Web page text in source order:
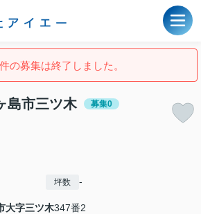
の募集は終了しました。
市三ツ木 募集0
坪数 -
大字三ツ木347番2